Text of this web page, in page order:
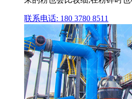
联系电话: 180 3780 8511